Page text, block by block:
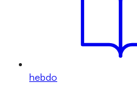
hebdo